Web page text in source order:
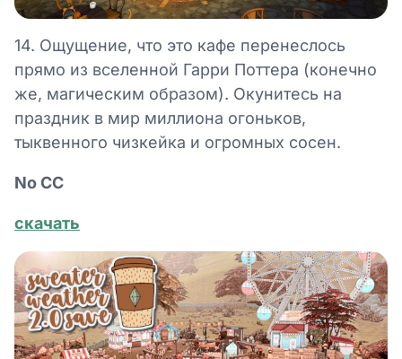
14. Ощущение, что это кафе перенеслось
прямо из вселенной Гарри Поттера (конечно
же, магическим образом). Окунитесь на
праздник в мир миллиона огоньков,
тыквенного чизкейка и огромных сосен.
No СС
скачать